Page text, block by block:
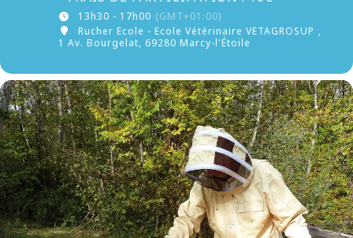
13h30 - 17h00 (GMT+01:00)
Rucher Ecole - Ecole Vétérinaire VETAGROSUP ,
1 Av. Bourgelat, 69280 Marcy-l'Étoile